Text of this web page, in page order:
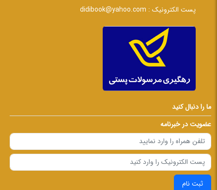
پست الکترونیک : didibook@yahoo.com
ما را دنبال کنید
عضویت در خبرنامه
ثبت نام